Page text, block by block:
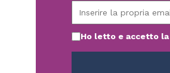
Ho letto e accetto la